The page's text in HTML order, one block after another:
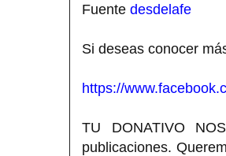
Fuente desdelafe
Si deseas conocer
https://
TU DONATIVO
publicaciones.